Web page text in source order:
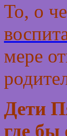
То, о
мере
Дети
где бы